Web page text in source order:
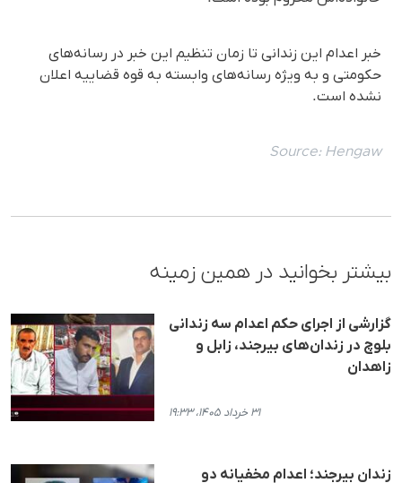
خبر اعدام این زندانی تا زمان تنظیم این خبر در رسانه‌های
حکومتی و به ویژه رسانه‌های وابسته به قوه قضاییه اعلان
نشده است.
Source: Hengaw
بیشتر بخوانید در همین زمینه
گزارشی از اجرای حکم اعدام سه زندانی
بلوچ در زندان‌های بیرجند، زابل و
زاهدان
۳۱ خرداد ۱۴۰۵، ۱۹:۳۳
زندان بیرجند؛ اعدام مخفیانه دو